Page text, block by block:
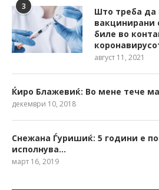
3
Што треба да
вакцинирани
биле во
август 11, 2021
Ќиро Блажевиќ: Во мене тече
декември 10, 2018
Снежана Ѓуришиќ: 5 години е
исполнува…
март 16, 2019